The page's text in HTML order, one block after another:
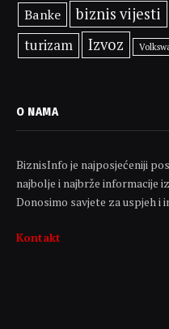
Banke biznis vijesti
turizam Izvoz
O NAMA
BiznisInfo je najposjećeniji
najbolje i najbrže informacije
Donosimo savjete za uspjeh i
Kontakt